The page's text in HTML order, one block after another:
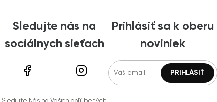
Sledujte nás na
sociálnych sieťach
Prihlásiť sa k oberu
noviniek